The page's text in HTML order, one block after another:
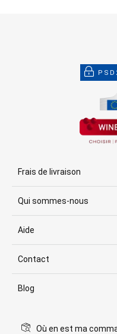
Frais de livraison
Qui sommes-nous
Aide
Contact
Blog
Où en est ma